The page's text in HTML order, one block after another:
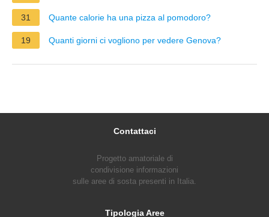
31 Quante calorie ha una pizza al pomodoro?
19 Quanti giorni ci vogliono per vedere Genova?
Contattaci
Progetto amatoriale di
condivisione informazioni
sulle aree di sosta presenti in Italia.
Tipologia Aree